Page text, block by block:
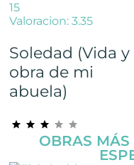
15
Valoracion: 3.35
Soledad (Vida y
obra de mi
abuela)
OBRAS